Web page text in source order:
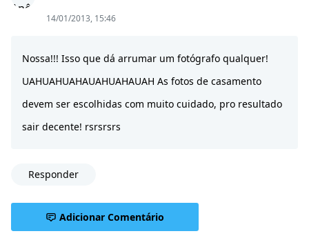
14/01/2013, 15:46
Nossa!!! Isso que dá arrumar um fotógrafo qualquer!
UAHUAHUAHAUAHUAHAUAH As fotos de casamento
devem ser escolhidas com muito cuidado, pro resultado
sair decente! rsrsrsrs
Responder
Adicionar Comentário